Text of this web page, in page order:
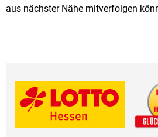
aus nächster Nähe mitverfolgen